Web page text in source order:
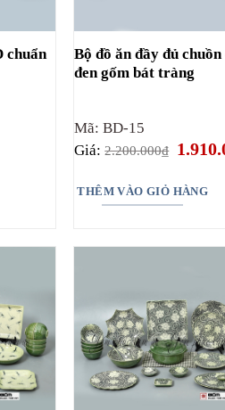
chuẩn
Bộ đồ ăn đầy đủ chuồn
đen gốm bát tràng
Mã: BD-15
Giá:2.200.000₫ Giá
gốc
THÊM VÀO GIỎ HÀNG